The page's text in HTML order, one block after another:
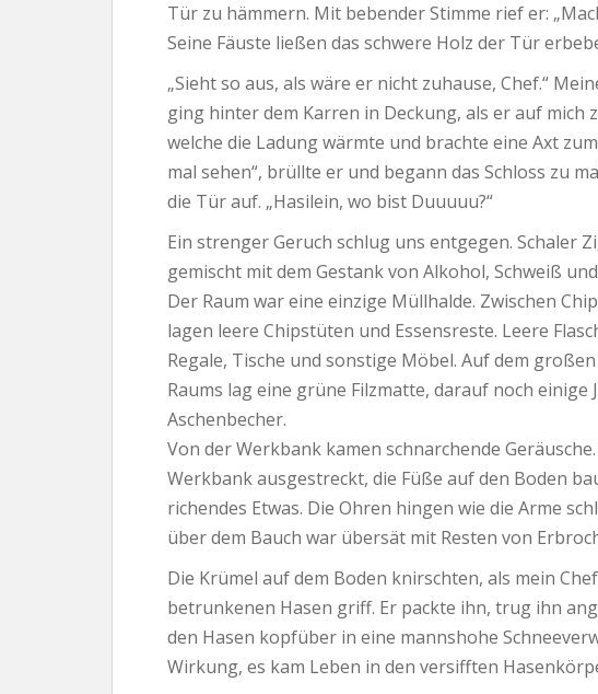
Tür zu hämmern. Mit bebender Stimme rief er:
Seine Fäuste ließen das schwere Holz der Tür
„Sieht so aus, als wäre er nicht zuhause, Chef.“
ging hinter dem Karren in Deckung, als er auf mich
welche die Ladung wärmte und brachte eine Axt
mal sehen“, brüllte er und begann das Schloss zu
die Tür auf. „Hasilein, wo bist Duuuuu?“
Ein strenger Geruch schlug uns entgegen. Schaler
gemischt mit dem Gestank von Alkohol, Schweiß
Der Raum war eine einzige Müllhalde. Zwischen
lagen leere Chipstüten und Essensreste. Leere
Regale, Tische und sonstige Möbel. Auf dem
Raums lag eine grüne Filzmatte, darauf noch
Aschenbecher.
Von der Werkbank kamen schnarchende
Werkbank ausgestreckt, die Füße auf den Boden
richendes Etwas. Die Ohren hingen wie die Arme
über dem Bauch war übersät mit Resten von
Die Krümel auf dem Boden knirschten, als mein
betrunkenen Hasen griff. Er packte ihn, trug ihn
den Hasen kopfüber in eine mannshohe
Wirkung, es kam Leben in den versifften